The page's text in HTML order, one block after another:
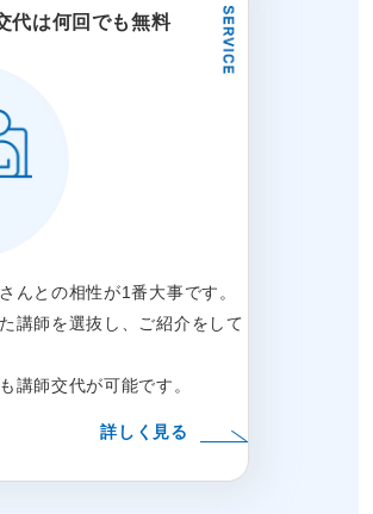
代は何回でも無料
んとの相性が1番大事です。
講師を選抜し、ご紹介をして
講師交代が可能です。
詳しく見る